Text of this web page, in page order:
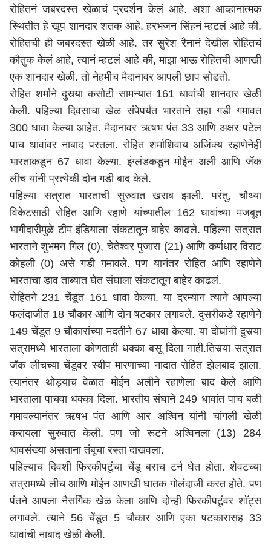
रोहितनं जबरदस्त खेळाचं प्रदर्शन केलं आहे. अशा आव्हानात्मक
स्थितीत हे खूप शानदार शतक आहे. हरभजन सिंहनं म्हटलं आहे की,
रोहितची ही जबरदस्त खेळी आहे. तर सुरेश रैनानं देखील रोहितचं
कौतुक केलं आहे, त्यानं म्हटलं आहे की, माझा भाऊ रोहितची आणखी
एक शानदार खेळी. तो नेहमीच मैदानावर आपली छाप सोडतो.
रोहित शर्माने दुसर्‍या कसोटी सामन्यात 161 धावांची शानदार खेळी
केली. पहिल्या दिवसाचा खेळ संपेपर्यंत भारताने सहा गडी गमावत
300 धावा केल्या आहेत. मैदानावर ऋषभ पंत 33 आणि अक्षर पटेल
पाच धावांवर नाबाद परतला. रोहित शर्माशिवाय अजिंक्य रहाणेनेही
भारताकडून 67 धावा केल्या. इंग्लंडकडून मोईन अली आणि जॅक
लीच यांनी प्रत्येकी दोन गडी बाद केले.
पहिल्या सत्रात भारताची सुरुवात खराब झाली. परंतु, चौथ्या
विकेटसाठी रोहित आणि रहाणे यांच्यातील 162 धावांच्या मजबूत
भागीदारीमुळे टीम इंडियाला संकटातून बाहेर काढले. पहिल्या सत्रात
भारताने शुभमन गिल (0), चेतेश्वर पुजारा (21) आणि कर्णधार विराट
कोहली (0) असे गडी गमावले. पण यानंतर रोहित आणि रहाणेने
भारताचा डाव ताब्यात घेत संघाला संकटातून बाहेर काढलं.
रोहितने 231 चेंडूत 161 धावा केल्या. या दरम्यान त्याने आपल्या
फलंदाजीत 18 चौकार आणि दोन षटकार लगावले. दुसरीकडे रहाणेने
149 चेंडूत 9 चौकारांच्या मदतीने 67 धावा केल्या. या दोघांनी दुसर्‍या
सत्रामध्ये भारताला कोणताही धक्का बसू दिला नाही.तिसर्‍या सत्रात
जॅक लीचच्या चेंडूवर स्वीप मारणाच्या नादात रोहित झेलबाद झाला.
त्यानंतर थोड्याच वेळात मोईन अलीने रहाणेला बाद केले आणि
भारताला पाचवा धक्का दिला. भारतीय संघाने 249 धावांत पाच बळी
गमावल्यानंतर ऋषभ पंत आणि आर अश्विन यांनी चांगली खेळी
करायला सुरुवात केली. पण जो रूटने अश्विनला (13) 284
धावसंख्या असताना तंबूचा रस्ता दाखवला.
पहिल्याच दिवशी फिरकीपटूंचा चेंडू बराच टर्न घेत होता. शेवटच्या
सत्रामध्ये लीच आणि मोईन आणखी घातक गोलंदाजी करत होते. पण
पंतने आपला नैसर्गिक खेळ केला आणि दोन्ही फिरकीपटूंवर शॉट्स
लगावले. त्याने 56 चेंडूत 5 चौकार आणि एका षटकारासह 33
धावांची नाबाद खेळी केली.